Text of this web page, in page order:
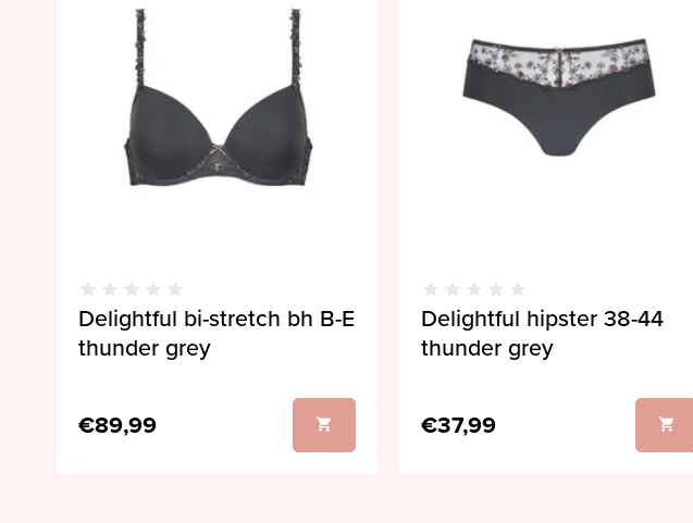
Delightful bi-stretch bh B-E
thunder grey
€89,99
Delightful hipster 38-44
thunder grey
€37,99